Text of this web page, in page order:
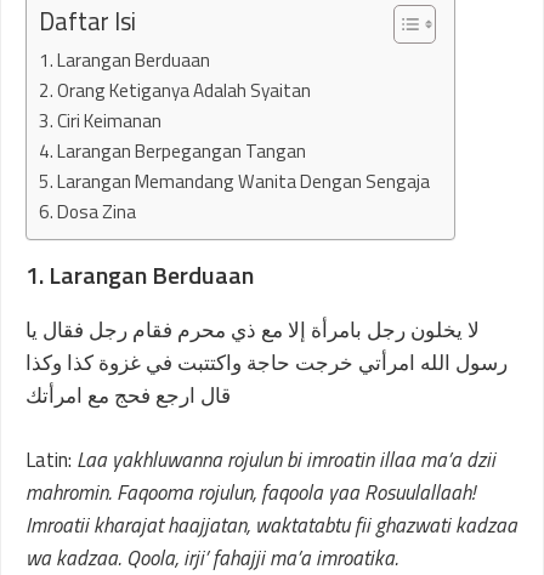
Daftar Isi
1. Larangan Berduaan
2. Orang Ketiganya Adalah Syaitan
3. Ciri Keimanan
4. Larangan Berpegangan Tangan
5. Larangan Memandang Wanita Dengan Sengaja
6. Dosa Zina
1. Larangan Berduaan
لا يخلون رجل بامرأة إلا مع ذي محرم فقام رجل فقال يا
رسول الله امرأتي خرجت حاجة واكتتبت في غزوة كذا وكذا
قال ارجع فحج مع امرأتك
Latin: Laa yakhluwanna rojulun bi imroatin illaa ma’a dzii
mahromin. Faqooma rojulun, faqoola yaa Rosuulallaah!
Imroatii kharajat haajjatan, waktatabtu fii ghazwati kadzaa
wa kadzaa. Qoola, irji’ fahajji ma’a imroatika.